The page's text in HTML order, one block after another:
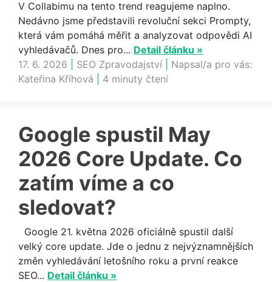
V Collabimu na tento trend reagujeme naplno.
Nedávno jsme představili revoluční sekci Prompty,
která vám pomáhá měřit a analyzovat odpovědi AI
vyhledávačů. Dnes pro... Detail článku »
17. 6. 2026
SEO Zpravodajství
Napsal/a pro vás:
Kateřina Kříhová
4 minuty čtení
Google spustil May
2026 Core Update. Co
zatím víme a co
sledovat?
Google 21. května 2026 oficiálně spustil další
velký core update. Jde o jednu z nejvýznamnějších
změn vyhledávání letošního roku a první reakce
SEO... Detail článku »